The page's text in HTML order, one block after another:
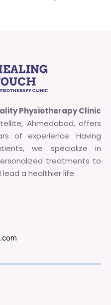
Physiotherapy Clinic
Ahmedabad, offers
of experience. Having
we specialize in
treatments to
a healthier life.